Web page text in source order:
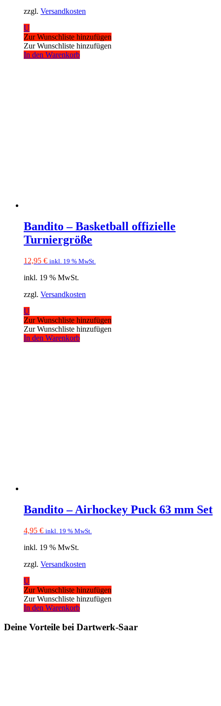
zzgl. Versandkosten
U
Zur Wunschliste hinzufügen
Zur Wunschliste hinzufügen
In den Warenkorb
Bandito – Basketball offizielle
Turniergröße
12,95 € inkl. 19 % MwSt.
inkl. 19 % MwSt.
zzgl. Versandkosten
U
Zur Wunschliste hinzufügen
Zur Wunschliste hinzufügen
In den Warenkorb
Bandito – Airhockey Puck 63 mm Set
4,95 € inkl. 19 % MwSt.
inkl. 19 % MwSt.
zzgl. Versandkosten
U
Zur Wunschliste hinzufügen
Zur Wunschliste hinzufügen
In den Warenkorb
Deine Vorteile bei Dartwerk-Saar